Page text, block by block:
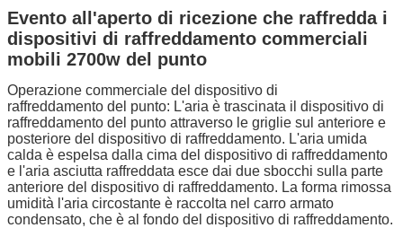
Evento all'aperto di ricezione che raffredda i
dispositivi di raffreddamento commerciali
mobili 2700w del punto
Operazione commerciale del dispositivo di
raffreddamento del punto: L'aria è trascinata il dispositivo di
raffreddamento del punto attraverso le griglie sul anteriore e
posteriore del dispositivo di raffreddamento. L'aria umida
calda è espelsa dalla cima del dispositivo di raffreddamento
e l'aria asciutta raffreddata esce dai due sbocchi sulla parte
anteriore del dispositivo di raffreddamento. La forma rimossa
umidità l'aria circostante è raccolta nel carro armato
condensato, che è al fondo del dispositivo di raffreddamento.